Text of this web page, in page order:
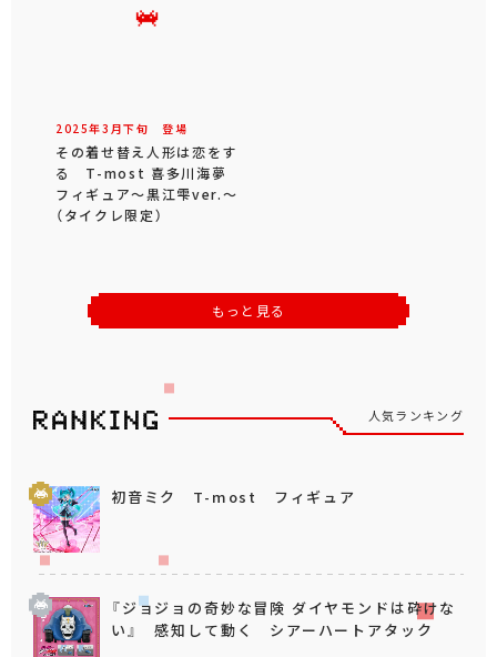
2025年3 月下旬 登場
その着せ替え人形は恋をす
る T-most 喜多川海夢
フィギュア～黒江雫ver.～
（タイクレ限定）
もっと見る
人気ランキング
初音ミク T-most フィギュア
『ジョジョの奇妙な冒険 ダイヤモンドは砕けな
い』 感知して動く シアーハートアタック